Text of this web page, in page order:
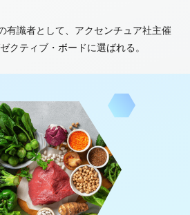
有識者として、アクセンチュア社主催
クティブ・ボードに選ばれる。